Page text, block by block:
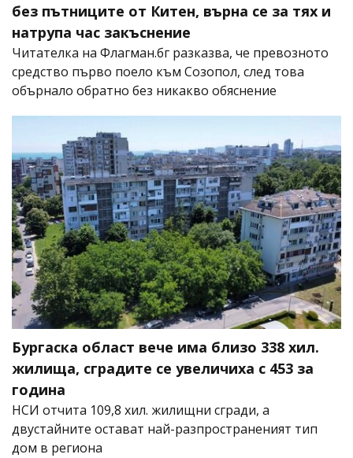
без пътниците от Китен, върна се за тях и
натрупа час закъснение
Читателка на Флагман.бг разказва, че превозното
средство първо поело към Созопол, след това
обърнало обратно без никакво обяснение
Бургаска област вече има близо 338 хил.
жилища, сградите се увеличиха с 453 за
година
НСИ отчита 109,8 хил. жилищни сгради, а
двустайните остават най-разпространеният тип
дом в региона